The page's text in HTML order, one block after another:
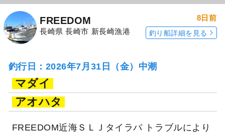
FREEDOM
長崎県 長崎市 新長崎漁港
8日前
釣り船詳細を見る
釣行日：2026年7月31日（金）中潮
マダイ
アオハタ
FREEDOM近海ＳＬＪタイラバ トラブルにより